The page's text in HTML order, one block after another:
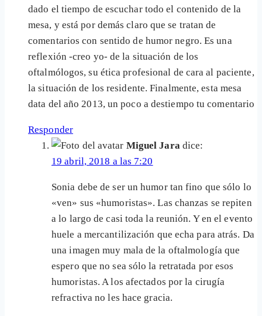
dado el tiempo de escuchar todo el contenido de la
mesa, y está por demás claro que se tratan de
comentarios con sentido de humor negro. Es una
reflexión -creo yo- de la situación de los
oftalmólogos, su ética profesional de cara al paciente,
la situación de los residente. Finalmente, esta mesa
data del año 2013, un poco a destiempo tu comentario
Responder
Miguel Jara dice:
19 abril, 2018 a las 7:20
Sonia debe de ser un humor tan fino que sólo lo
«ven» sus «humoristas». Las chanzas se repiten
a lo largo de casi toda la reunión. Y en el evento
huele a mercantilización que echa para atrás. Da
una imagen muy mala de la oftalmología que
espero que no sea sólo la retratada por esos
humoristas. A los afectados por la cirugía
refractiva no les hace gracia.